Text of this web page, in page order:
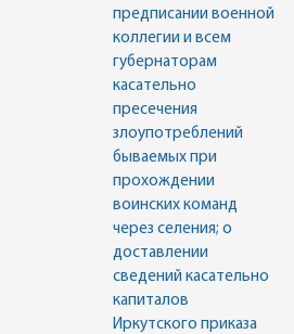
предписании военной
коллегии и всем
губернаторам
касательно
пресечения
злоупотреблений
бываемых при
прохождении
воинских команд
через селения; о
доставлении
сведений касательно
капиталов
Иркутского приказа